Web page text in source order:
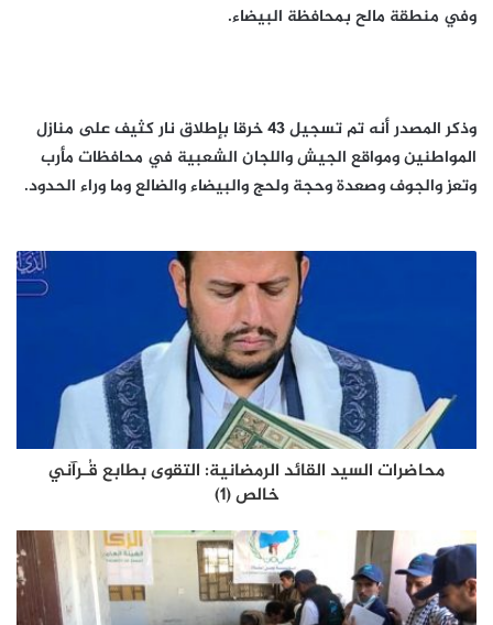
وفي منطقة مالح بمحافظة البيضاء.
وذكر المصدر أنه تم تسجيل 43 خرقا بإطلاق نار كثيف على منازل
المواطنين ومواقع الجيش واللجان الشعبية في محافظات مأرب
وتعز والجوف وصعدة وحجة ولحج والبيضاء والضالع وما وراء الحدود.
محاضرات السيد القائد الرمضانية: التقوى بطابع قُـرآني
خالص (1)